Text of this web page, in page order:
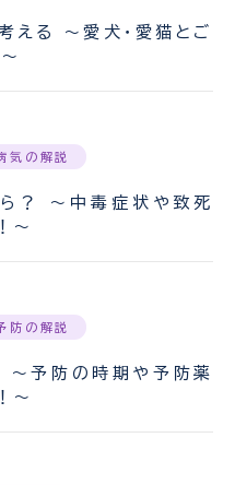
える 〜愛犬・愛猫とご
気の解説
？ 〜中毒症状や致死
〜
防の解説
〜予防の時期や予防薬
〜